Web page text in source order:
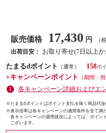
販売価格 17,430 円 （
出荷目安：
お取り寄せ(7日以上
たまるdポイント
（通常）
158
+キャンペーンポイント
（期間・
各キャンペーン詳細およびエ
※たまるdポイントはポイント支払を除く商品代金
※表示倍率は各キャンペーンの適用条件を全て満
各キャンペーンの適用状況によっては、ポイン
ございます。